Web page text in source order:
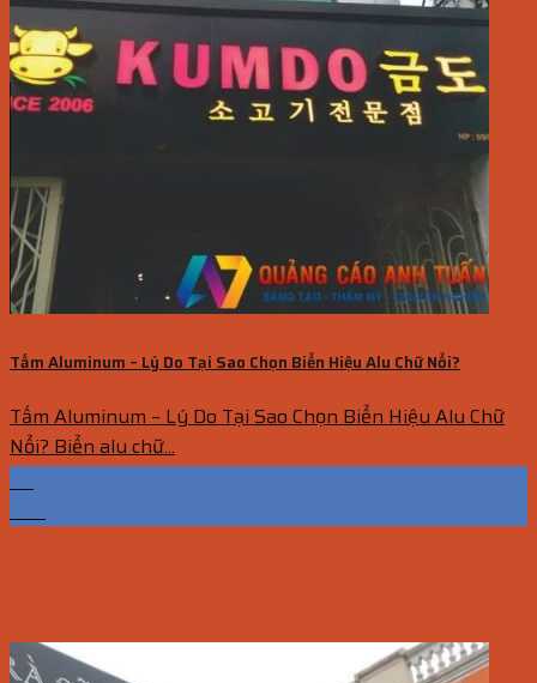
Tấm Aluminum – Lý Do Tại Sao Chọn Biển Hiệu Alu Chữ Nổi?
Tấm Aluminum – Lý Do Tại Sao Chọn Biển Hiệu Alu Chữ
Nổi? Biển alu chữ...
05
Th7